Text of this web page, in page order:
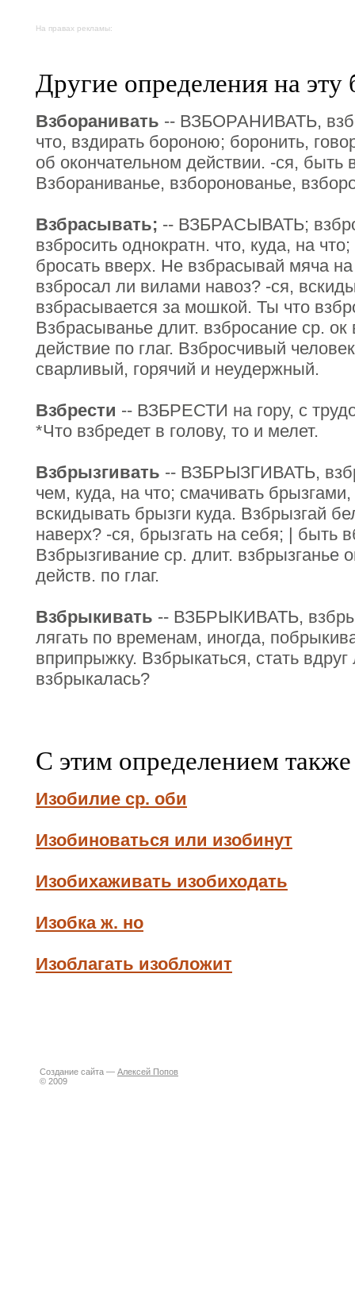
На правах рекламы:
Другие определения на эту
Взборанивать -- ВЗБОРАНИВАТЬ,
что, вздирать бороною; боронить,
об окончательном действии. -ся, быть
Взбораниванье, взборонованье,
Взбрасывать; -- ВЗБРАСЫВАТЬ;
взбросить однократн. что, куда, на
бросать вверх. Не взбрасывай мяча
взбросал ли вилами навоз? -ся,
взбрасывается за мошкой. Ты что
Взбрасыванье длит. взбросание ср.
действие по глаг. Взбросчивый
сварливый, горячий и неудержный.
Взбрести -- ВЗБРЕСТИ на гору, с
*Что взбредет в голову, то и мелет.
Взбрызгивать -- ВЗБРЫЗГИВАТЬ,
чем, куда, на что; смачивать
вскидывать брызги куда. Взбрызгай
наверх? -ся, брызгать на себя; | быть
Взбрызгивание ср. длит. взбрызганье
действ. по глаг.
Взбрыкивать -- ВЗБРЫКИВАТЬ,
лягать по временам, иногда,
вприпрыжку. Взбрыкаться, стать вдруг
взбрыкалась?
С этим определением
Изобилие ср. оби
Изобиноваться или изобинут
Изобихаживать изобиходать
Изобка ж. но
Изоблагать изобложит
Создание сайта — Алексей Попов
© 2009